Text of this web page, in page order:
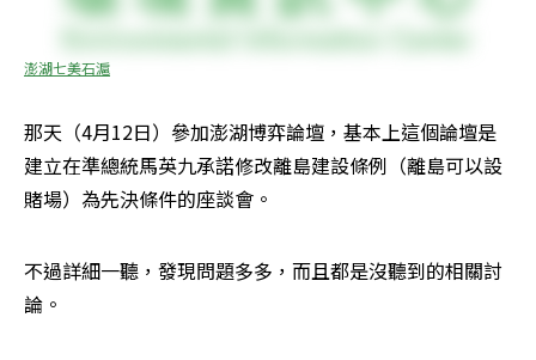
澎湖七美石滬
那天（4月12日）參加澎湖博弈論壇，基本上這個論壇是
建立在準總統馬英九承諾修改離島建設條例（離島可以設
賭場）為先決條件的座談會。
不過詳細一聽，發現問題多多，而且都是沒聽到的相關討
論。